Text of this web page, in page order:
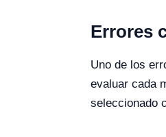
Errores
Uno de los
evaluar cada
seleccionado